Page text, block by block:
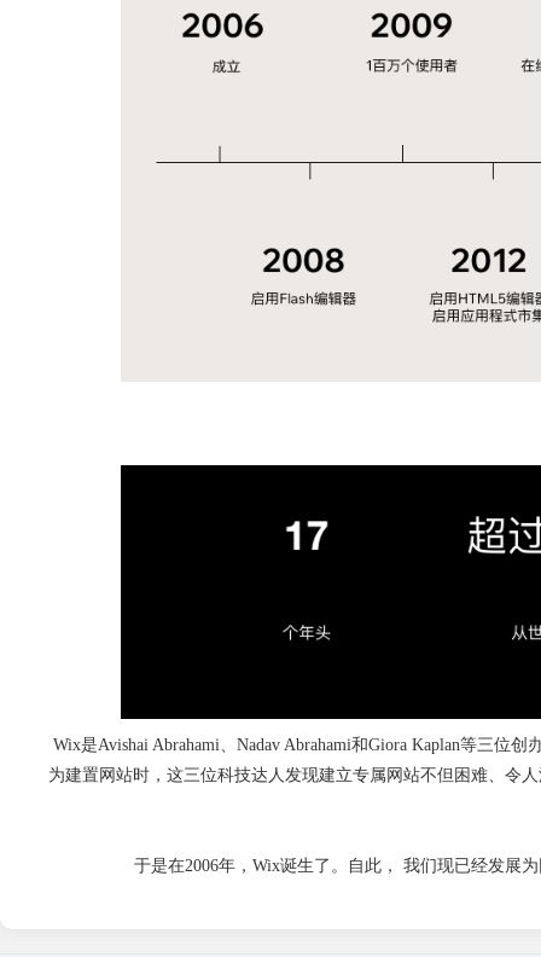
Wix是Avishai Abrahami、Nadav Abrahami和Giora Kaplan等三
为建置网站时，这三位科技达人发现建立专属网站不但困难、令
于是在2006年，Wix诞生了。自此， 我们现已经发展